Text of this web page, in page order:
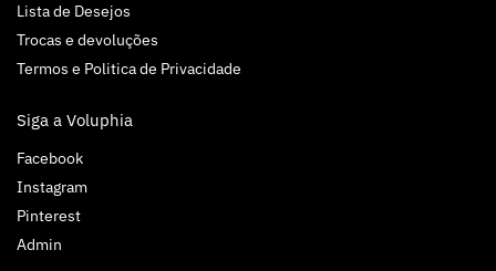
Lista de Desejos
Trocas e devoluções
Termos e Politica de Privacidade
Siga a Voluphia
Facebook
Instagram
Pinterest
Admin